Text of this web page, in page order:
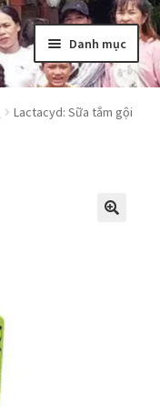
Danh mục
Lactacyd: Sữa tắm gội